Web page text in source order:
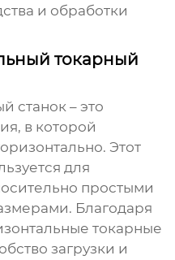
и обработки
токарный
станок – это
в которой
Этот
для
простыми
Благодаря
токарные
загрузки и